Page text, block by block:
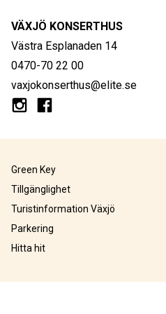
VÄXJÖ KONSERTHUS
Västra Esplanaden 14
0470-70 22 00
vaxjokonserthus@elite.se
Green Key
Tillgänglighet
Turistinformation Växjö
Parkering
Hitta hit